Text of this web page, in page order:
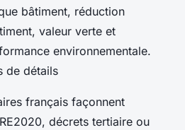
bâtiment, réduction
valeur verte et
environnementale.
de détails
français façonnent
décrets tertiaire ou